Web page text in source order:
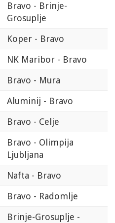
Bravo - Brinje-
Grosuplje
Koper - Bravo
NK Maribor - Bravo
Bravo - Mura
Aluminij - Bravo
Bravo - Celje
Bravo - Olimpija
Ljubljana
Nafta - Bravo
Bravo - Radomlje
Brinje-Grosuplje -